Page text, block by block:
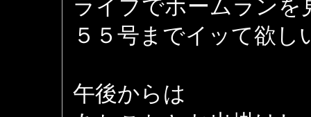
ライブでホームラン
５５号までイッて欲し
午後からは